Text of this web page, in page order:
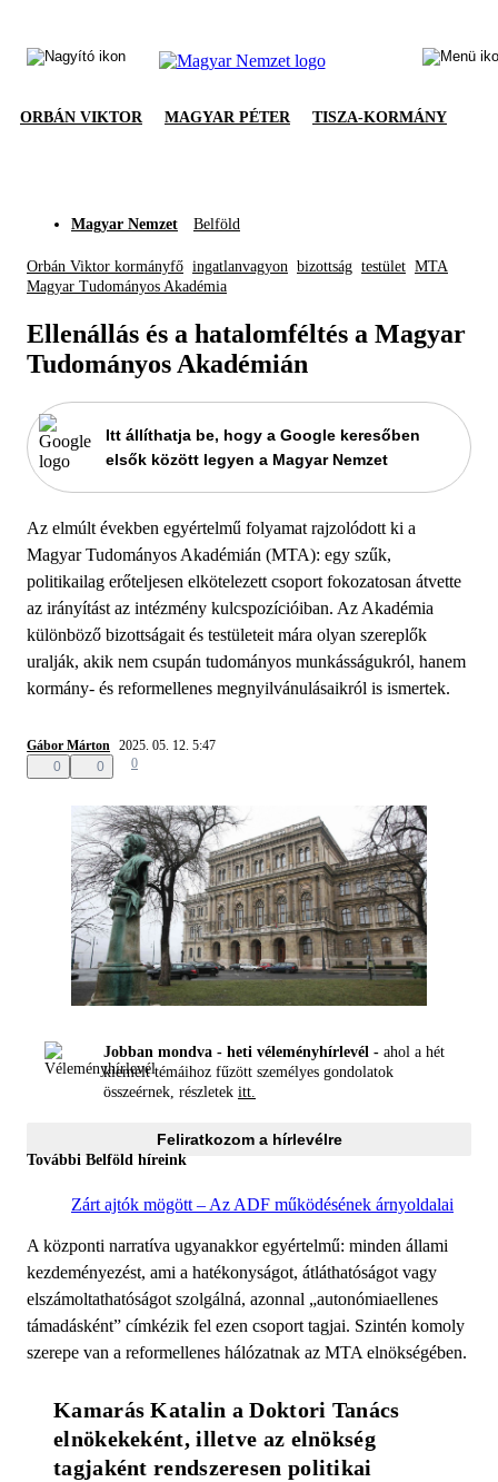
ORBÁN VIKTOR MAGYAR PÉTER TISZA-KORMÁNY
Magyar Nemzet Belföld
Orbán Viktor kormányfő ingatlanvagyon bizottság testület MTA
Magyar Tudományos Akadémia
Ellenállás és a hatalomféltés a Magyar
Tudományos Akadémián
Itt állíthatja be, hogy a Google keresőben
elsők között legyen a Magyar Nemzet
Az elmúlt években egyértelmű folyamat rajzolódott ki a
Magyar Tudományos Akadémián (MTA): egy szűk,
politikailag erőteljesen elkötelezett csoport fokozatosan átvette
az irányítást az intézmény kulcspozícióiban. Az Akadémia
különböző bizottságait és testületeit mára olyan szereplők
uralják, akik nem csupán tudományos munkásságukról, hanem
kormány- és reformellenes megnyilvánulásaikról is ismertek.
Gábor Márton 2025. 05. 12. 5:47
0
0 0
Jobban mondva - heti véleményhírlevél - ahol a hét
kiemelt témáihoz fűzött személyes gondolatok
összeérnek, részletek itt.
Feliratkozom a hírlevélre
További Belföld híreink
Zárt ajtók mögött – Az ADF működésének árnyoldalai
A központi narratíva ugyanakkor egyértelmű: minden állami
kezdeményezést, ami a hatékonyságot, átláthatóságot vagy
elszámoltathatóságot szolgálná, azonnal „autonómiaellenes
támadásként” címkézik fel ezen csoport tagjai. Szintén komoly
szerepe van a reformellenes hálózatnak az MTA elnökségében.
Kamarás Katalin a Doktori Tanács
elnökekeként, illetve az elnökség
tagjaként rendszeresen politikai